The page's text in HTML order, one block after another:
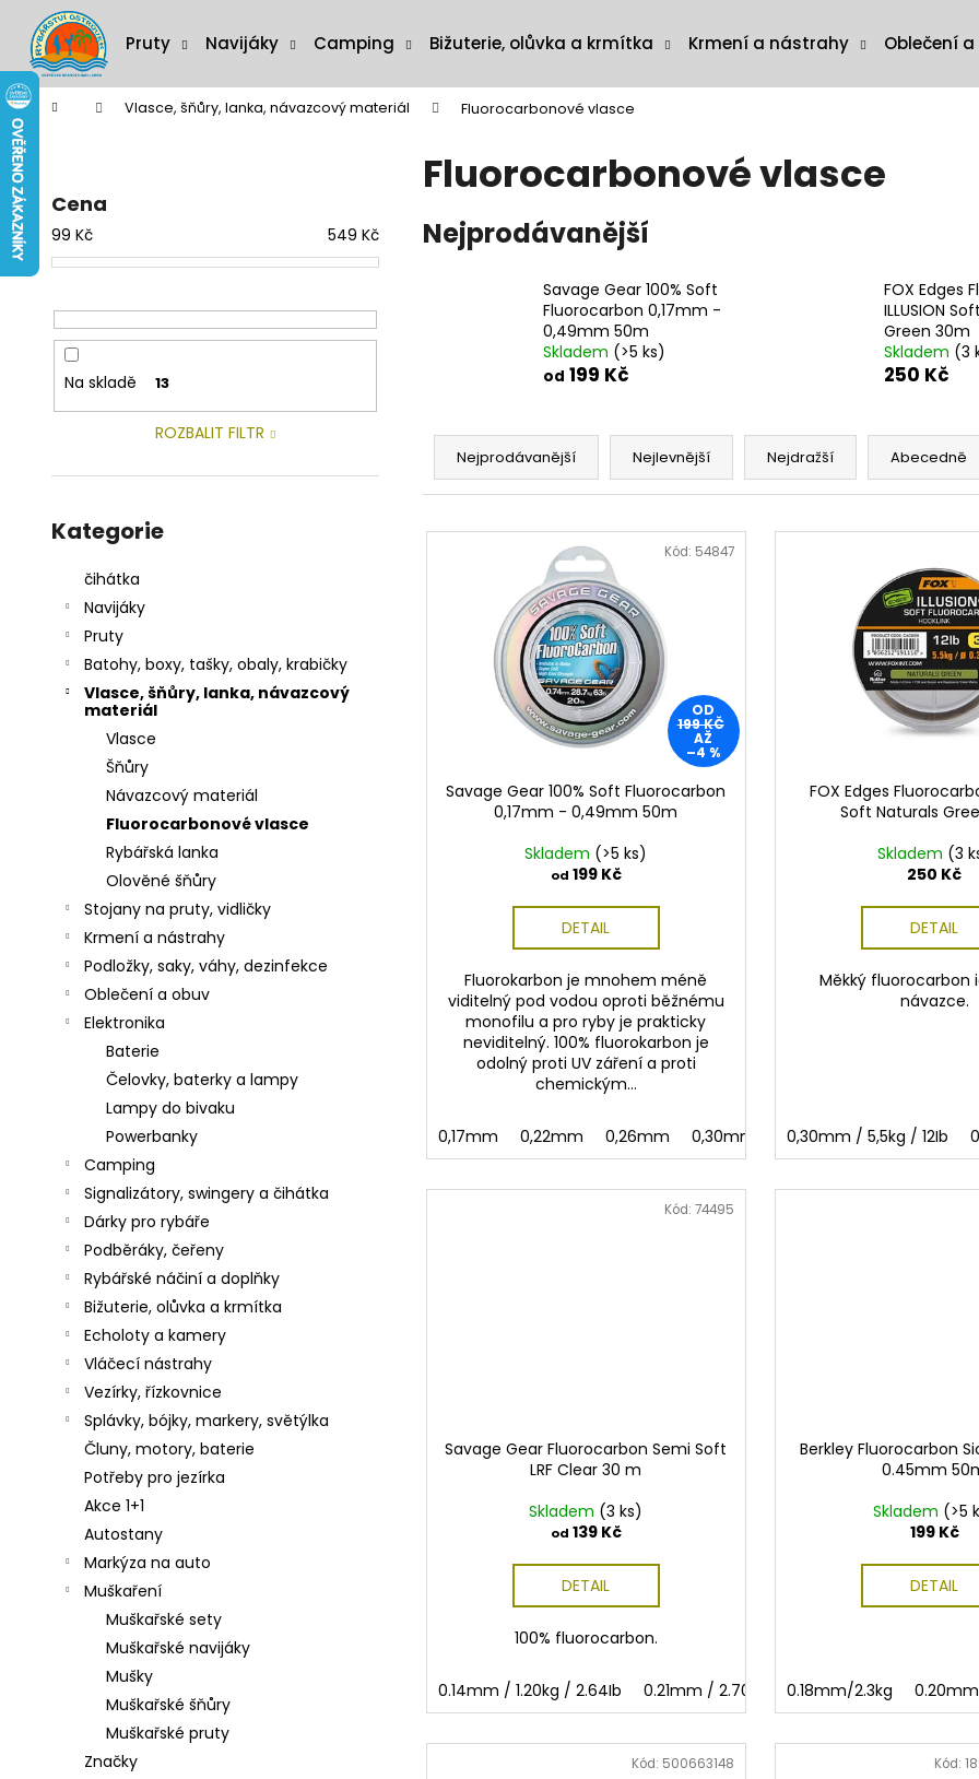
obsah
Pruty Navijáky Camping Bižuterie, olůvka a krmítka Krmení a nástrahy Oblečení
Domů Vlasce, šňůry, lanka, návazcový materiál Fluorocarbonové vlasce
a
Cena
99 Kč 549 Kč
Na skladě 13
ROZBALIT FILTR
kategorie
Kategorie
čihátka
Navijáky
Pruty
Batohy, boxy, tašky, obaly, krabičky
Vlasce, šňůry, lanka, návazcový
materiál
Vlasce
Šňůry
Návazcový materiál
Fluorocarbonové vlasce
Rybářská lanka
Olověné šňůry
Stojany na pruty, vidličky
Krmení a nástrahy
Podložky, saky, váhy, dezinfekce
Oblečení a obuv
Elektronika
Baterie
Čelovky, baterky a lampy
Lampy do bivaku
Powerbanky
Camping
Signalizátory, swingery a čihátka
Dárky pro rybáře
Podběráky, čeřeny
Rybářské náčiní a doplňky
Bižuterie, olůvka a krmítka
Echoloty a kamery
Vláčecí nástrahy
Vezírky, řízkovnice
Splávky, bójky, markery, světýlka
Čluny, motory, baterie
Potřeby pro jezírka
Akce 1+1
Autostany
Markýza na auto
Muškaření
Muškařské sety
Muškařské navijáky
Mušky
Muškařské šňůry
Muškařské pruty
Značky
Fluorocarbonové vlasce
Nejprodávanější
Savage Gear 100% Soft
Fluorocarbon 0,17mm -
0,49mm 50m
Skladem (>5 ks)
od 199 Kč
FOX Edges
ILLUSION
Green 30m
Skladem (3
250 Kč
Ř
z
Nejprodávanější Nejlevnější Nejdražší Abecedně
V
OD
199 KČ
AŽ
–4 %
Savage Gear 100% Soft Fluorocarbon
0,17mm - 0,49mm 50m
Skladem (>5 ks)
od 199 Kč
DETAIL
Fluorokarbon je mnohem méně
viditelný pod vodou oproti běžnému
monofilu a pro ryby je prakticky
neviditelný. 100% fluorokarbon je
odolný proti UV záření a proti
chemickým...
0,17mm 0,22mm 0,26mm 0,30mm 0,33mm 0,36mm
Kód: 54847
FOX Edges
Soft Naturals
Skladem (3
250 Kč
DETAIL
Měkký fluorocarbon
návazce.
0,30mm / 5,5kg / 12Ib
Savage Gear Fluorocarbon Semi Soft
LRF Clear 30 m
Skladem (3 ks)
od 139 Kč
DETAIL
100% fluorocarbon.
0.14mm / 1.20kg / 2.64Ib 0.21mm / 2.70kg / 5.95kg 0.29mm /
Kód: 74495
Berkley Fluorocarbon
0.45mm
Skladem (>5
199 Kč
DETAIL
0.18mm/2.3kg
Kód: 500663148 Kód:
š
í
k
Zpět
do
obchodu
Zpět
do
obchodu
C
o
p
o
t
ř
Následující
SHIMANO
VLASEC
TECHNIUM
TRIBAL
0.355
(1
-
5000M)
0,75
Kč
GAMAKATSU
HÁČKY
LS-
2210S
91
Kč
SURETTI
OLOVO
STUBBY
S
OČKEM
A
OBRATLÍKEM
40
-
140G
25
Kč